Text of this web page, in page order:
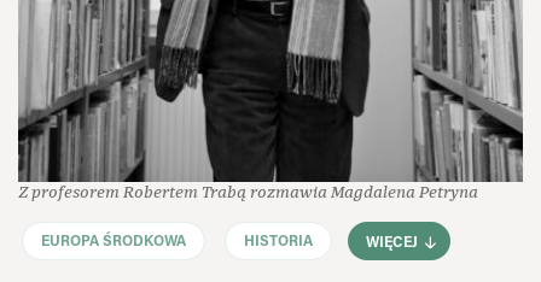
Z profesorem Robertem Trabą rozmawia Magdalena Petryna
EUROPA ŚRODKOWA HISTORIA WIĘCEJ